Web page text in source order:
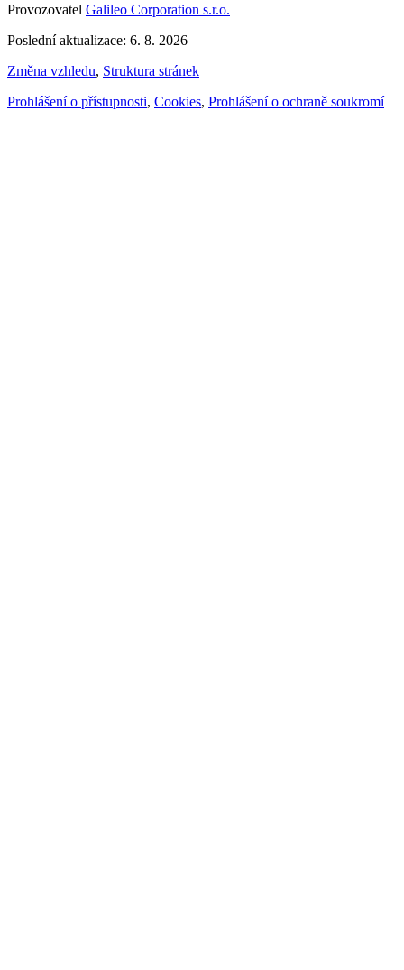
Provozovatel Galileo Corporation s.r.o.
Poslední aktualizace: 6. 8. 2026
Změna vzhledu, Struktura stránek
Prohlášení o přístupnosti, Cookies, Prohlášení o ochraně soukromí